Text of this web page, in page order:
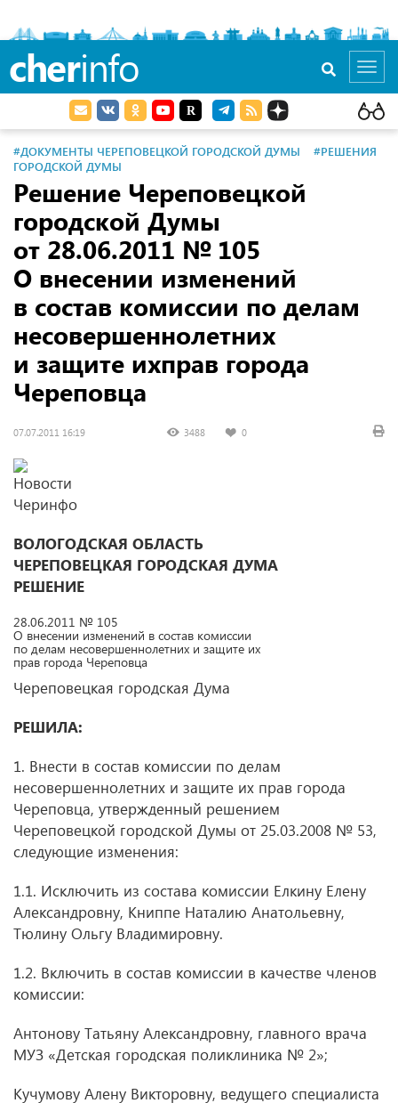
cherinfo
#ДОКУМЕНТЫ ЧЕРЕПОВЕЦКОЙ ГОРОДСКОЙ ДУМЫ
#РЕШЕНИЯ
ГОРОДСКОЙ ДУМЫ
Решение Череповецкой
городской Думы
от 28.06.2011 № 105
О внесении изменений
в состав комиссии по делам
несовершеннолетних
и защите ихправ города
Череповца
07.07.2011 16:19 3488 0
ВОЛОГОДСКАЯ ОБЛАСТЬ
ЧЕРЕПОВЕЦКАЯ ГОРОДСКАЯ ДУМА
РЕШЕНИЕ
28.06.2011 № 105
О внесении изменений в состав комиссии
по делам несовершеннолетних и защите их
прав города Череповца
Череповецкая городская Дума
РЕШИЛА:
1. Внести в состав комиссии по делам
несовершеннолетних и защите их прав города
Череповца, утвержденный решением
Череповецкой городской Думы от 25.03.2008 № 53,
следующие изменения:
1.1. Исключить из состава комиссии Елкину Елену
Александровну, Книппе Наталию Анатольевну,
Тюлину Ольгу Владимировну.
1.2. Включить в состав комиссии в качестве членов
комиссии:
Антонову Татьяну Александровну, главного врача
МУЗ «Детская городская поликлиника № 2»;
Кучумову Алену Викторовну, ведущего специалиста